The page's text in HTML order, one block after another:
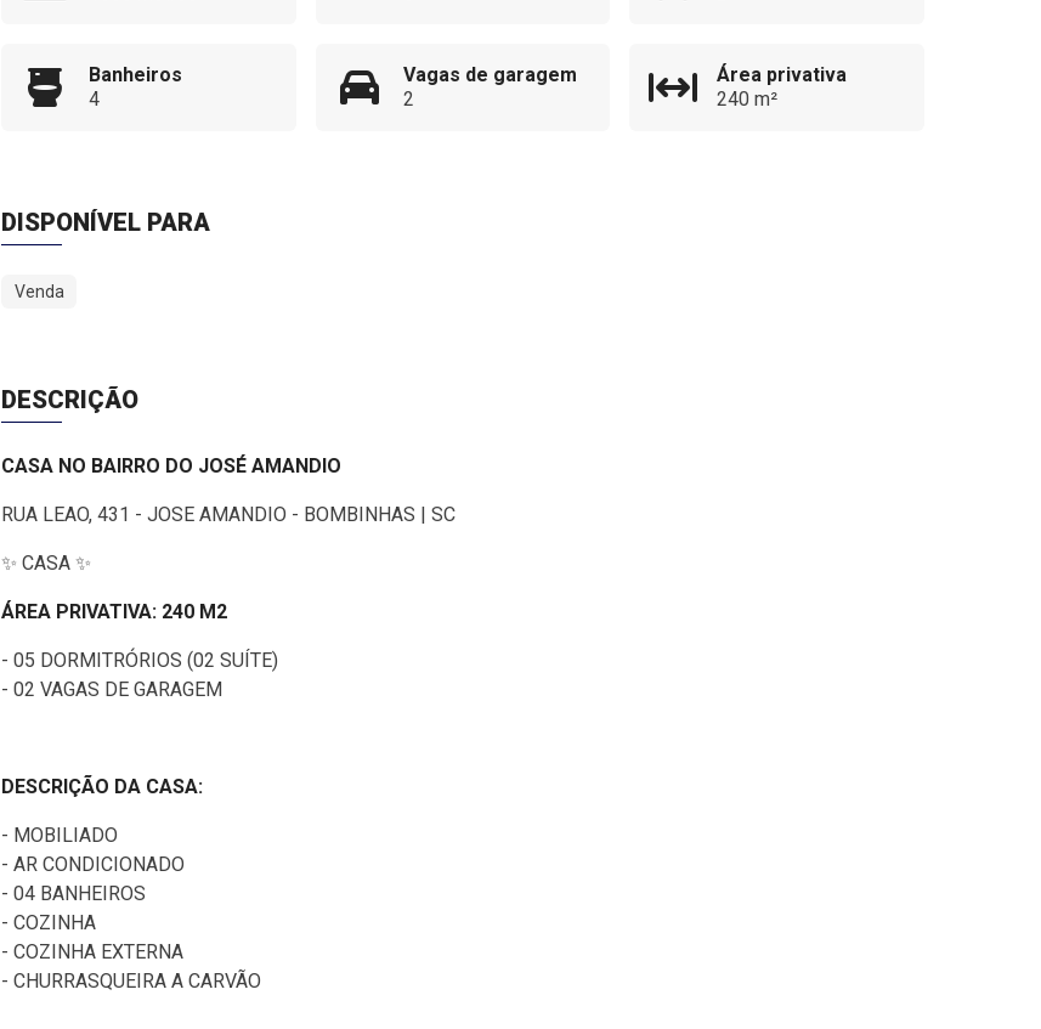
Banheiros
4
Vagas de garagem
2
Área privativa
240 m²
DISPONÍVEL PARA
Venda
DESCRIÇÃO
CASA NO BAIRRO DO JOSÉ AMANDIO
RUA LEAO, 431 - JOSE AMANDIO - BOMBINHAS | SC
✨ CASA ✨
ÁREA PRIVATIVA: 240 M2
- 05 DORMITRÓRIOS (02 SUÍTE)
- 02 VAGAS DE GARAGEM
DESCRIÇÃO DA CASA:
- MOBILIADO
- AR CONDICIONADO
- 04 BANHEIROS
- COZINHA
- COZINHA EXTERNA
- CHURRASQUEIRA A CARVÃO